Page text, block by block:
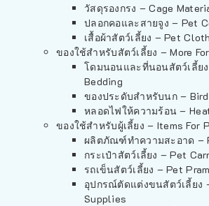
วัสดุรองกรง – Cage
ปลอกคอและสายจูง – Pet
เสื้อผ้าสัตว์เลี้ยง – Pet
ของใช้สำหรับสัตว์เลี้ยง – More
โดมนอนและที่นอนสัตว์เลี้ย
Bedding
ของประดับสำหรับนก –
หลอดไฟให้ความร้อน –
ของใช้สำหรับผู้เลี้ยง – Items For
ผลิตภัณฑ์ทำความสะอาด –
กระเป๋าสัตว์เลี้ยง – Pet
รถเข็นสัตว์เลี้ยง – Pet
อุปกรณ์ตัดแต่งขนสัตว์เลี้ยง
Supplies